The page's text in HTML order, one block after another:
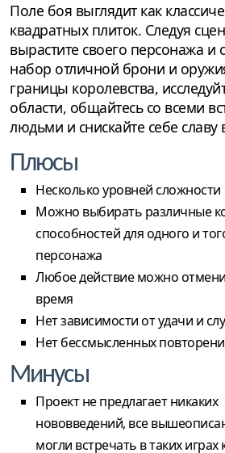
Поле боя выглядит как
квадратных плиток. Следуя
вырастите своего персонажа и
набор отличной брони и
границы королевства,
области, общайтесь со всеми
людьми и снискайте себе
Плюсы
Несколько уровней сложности
Можно выбирать различные
способностей для одного и
персонажа
Любое действие можно
время
Нет зависимости от удачи и
Нет бессмысленных
Минусы
Проект не предлагает никаких
нововведений, все
могли встречать в таких играх